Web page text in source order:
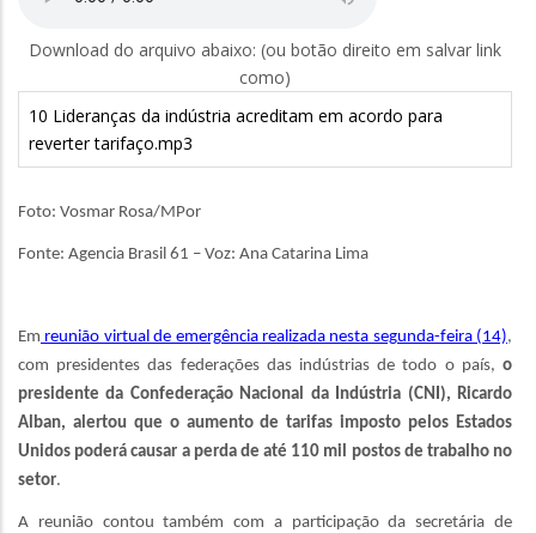
Download do arquivo abaixo: (ou botão direito em salvar link
como)
10 Lideranças da indústria acreditam em acordo para
reverter tarifaço.mp3
Foto: Vosmar Rosa/MPor
Fonte: Agencia Brasil 61 – Voz: Ana Catarina Lima
Em reunião virtual de emergência realizada nesta segunda-feira (14),
com presidentes das federações das indústrias de todo o país, o
presidente da Confederação Nacional da Indústria (CNI), Ricardo
Alban, alertou que o aumento de tarifas imposto pelos Estados
Unidos poderá causar a perda de até 110 mil postos de trabalho no
setor.
A reunião contou também com a participação da secretária de